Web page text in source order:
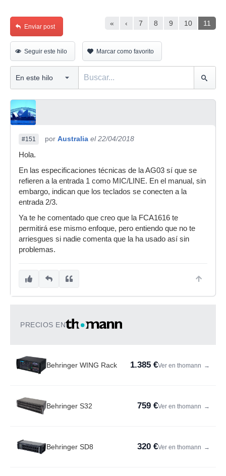
« ‹ 7 8 9 10 11
Enviar post
Seguir este hilo Marcar como favorito
#151 por Australia el 22/04/2018
Hola.
En las especificaciones técnicas de la AG03 sí que se
refieren a la entrada 1 como MIC/LINE. En el manual, sin
embargo, indican que los teclados se conecten a la
entrada 2/3.
Ya te he comentado que creo que la FCA1616 te
permitirá ese mismo enfoque, pero entiendo que no te
arriesgues si nadie comenta que la ha usado así sin
problemas.
PRECIOS EN
Behringer WING Rack 1.385 €Ver en thomann →
Behringer S32 759 €Ver en thomann →
Behringer SD8 320 €Ver en thomann →